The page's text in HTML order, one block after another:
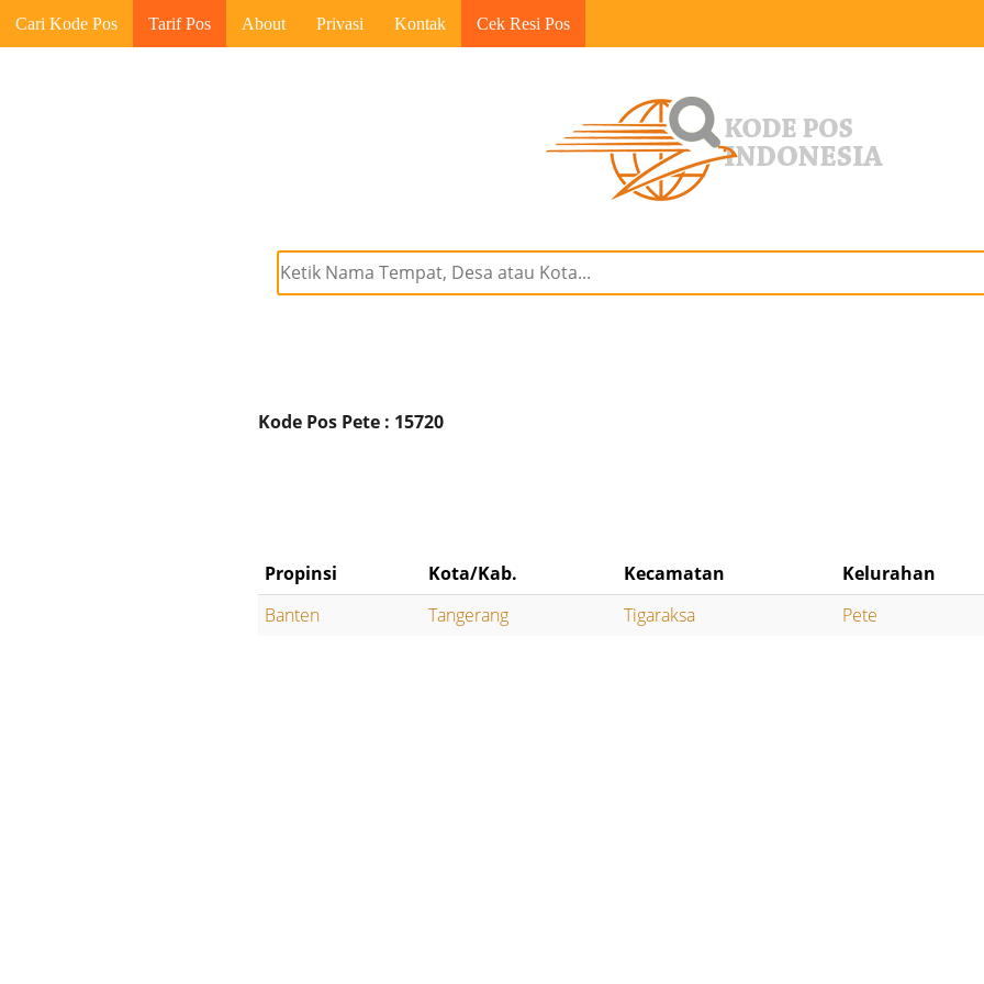
Cari Kode Pos Tarif Pos About Privasi Kontak Cek Resi Pos
Kode Pos Pete : 15720
Propinsi Kota/Kab. Kecamatan
Kelurahan
Banten
Tangerang Tigaraksa Pete